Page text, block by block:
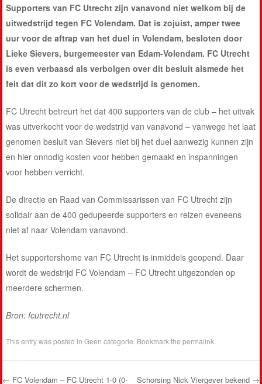
Supporters van FC Utrecht zijn vanavond niet welkom bij de
uitwedstrijd tegen FC Volendam. Dat is zojuist, amper twee
uur voor de aftrap van het duel in Volendam, besloten door
Lieke Sievers, burgemeester van Edam-Volendam. FC Utrecht
is even verbaasd als verbolgen over dit besluit alsmede het
feit dat dit zo kort voor de wedstrijd is genomen.
FC Utrecht betreurt het dat 400 supporters van de club – het uitvak
was uitverkocht voor de wedstrijd van vanavond – vanwege het laat
genomen besluit van Sievers niet bij het duel aanwezig kunnen zijn
en hier onnodig kosten voor hebben gemaakt en inspanningen
voor hebben verricht.
De directie en Raad van Commissarissen van FC Utrecht zijn
solidair aan de 400 gedupeerde supporters en reizen eveneens
niet af naar Volendam vanavond.
Het supportershome van FC Utrecht is inmiddels geopend. Daar
wordt de wedstrijd FC Volendam – FC Utrecht uitgezonden op
meerdere schermen.
Bron: fcutrecht.nl
This entry was posted inGeen categorie . Bookmark thepermalink
← FC Volendam – FC Utrecht 1-0 (0-
Schorsing Nick Viergever bekend →